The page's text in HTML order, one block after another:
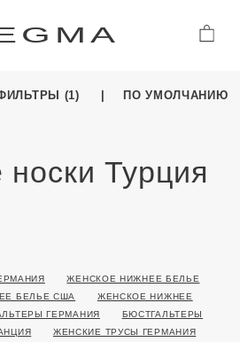
(1) ПО УМОЛЧАНИЮ
Турция
ЖЕНСКОЕ НИЖНЕЕ БЕЛЬЕ
БЕЛЬЕ США
ЖЕНСКОЕ НИЖНЕЕ
ГЕРМАНИЯ
БЮСТГАЛЬТЕРЫ
ЖЕНСКИЕ ТРУСЫ ГЕРМАНИЯ